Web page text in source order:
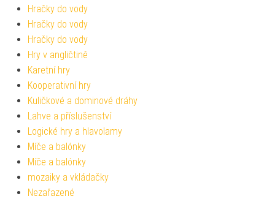
Hračky do vody
Hračky do vody
Hračky do vody
Hry v angličtině
Karetní hry
Kooperativní hry
Kuličkové a dominové dráhy
Lahve a příslušenství
Logické hry a hlavolamy
Míče a balónky
Míče a balónky
mozaiky a vkládačky
Nezařazené